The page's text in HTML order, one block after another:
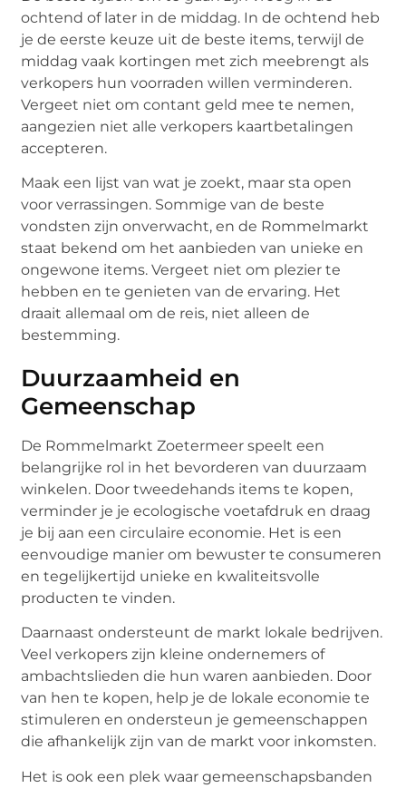
ochtend of later in de middag. In de ochtend heb
je de eerste keuze uit de beste items, terwijl de
middag vaak kortingen met zich meebrengt als
verkopers hun voorraden willen verminderen.
Vergeet niet om contant geld mee te nemen,
aangezien niet alle verkopers kaartbetalingen
accepteren.
Maak een lijst van wat je zoekt, maar sta open
voor verrassingen. Sommige van de beste
vondsten zijn onverwacht, en de Rommelmarkt
staat bekend om het aanbieden van unieke en
ongewone items. Vergeet niet om plezier te
hebben en te genieten van de ervaring. Het
draait allemaal om de reis, niet alleen de
bestemming.
Duurzaamheid en
Gemeenschap
De Rommelmarkt Zoetermeer speelt een
belangrijke rol in het bevorderen van duurzaam
winkelen. Door tweedehands items te kopen,
verminder je je ecologische voetafdruk en draag
je bij aan een circulaire economie. Het is een
eenvoudige manier om bewuster te consumeren
en tegelijkertijd unieke en kwaliteitsvolle
producten te vinden.
Daarnaast ondersteunt de markt lokale bedrijven.
Veel verkopers zijn kleine ondernemers of
ambachtslieden die hun waren aanbieden. Door
van hen te kopen, help je de lokale economie te
stimuleren en ondersteun je gemeenschappen
die afhankelijk zijn van de markt voor inkomsten.
Het is ook een plek waar gemeenschapsbanden